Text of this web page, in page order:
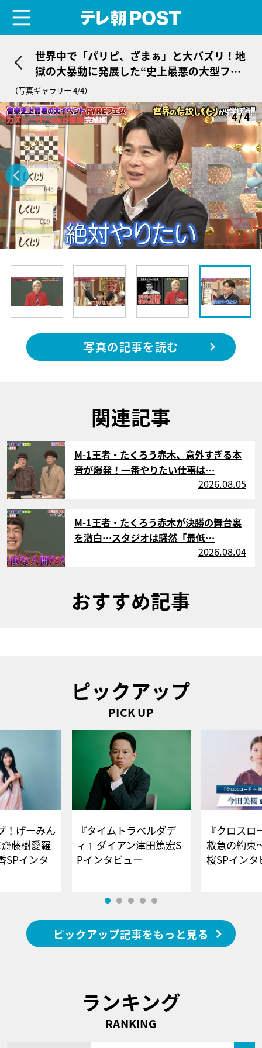
世界中で「パリピ、ざまぁ」と大バズリ！地
獄の大暴動に発展した“史上最悪の大型フェ
ス”の顛末
（写真ギャラリー 4/4）
4/4
写真の記事を読む
関連記事
サムネイル
M-1王者・たくろう赤木、意外すぎる本
音が爆発！一番やりたい仕事は…
2026.08.05
サムネイル
M-1王者・たくろう赤木が決勝の舞台裏
を激白…スタジオは騒然「最低…
2026.08.04
おすすめ記事
ピックアップ
PICK UP
！げーみん
藤樹愛羅
SPインタ
『タイムトラベルダデ
ィ』ダイアン津田篤宏S
Pインタビュー
『クロス
救急の約束
桜SPイ
ピックアップ記事をもっと見る
ランキング
RANKING